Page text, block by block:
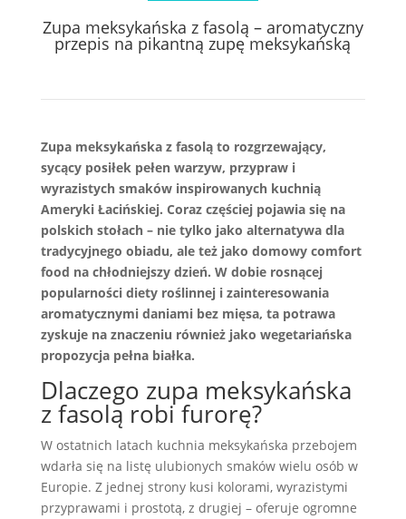
Zupa meksykańska z fasolą – aromatyczny
przepis na pikantną zupę meksykańską
Zupa meksykańska z fasolą to rozgrzewający,
sycący posiłek pełen warzyw, przypraw i
wyrazistych smaków inspirowanych kuchnią
Ameryki Łacińskiej. Coraz częściej pojawia się na
polskich stołach – nie tylko jako alternatywa dla
tradycyjnego obiadu, ale też jako domowy comfort
food na chłodniejszy dzień. W dobie rosnącej
popularności diety roślinnej i zainteresowania
aromatycznymi daniami bez mięsa, ta potrawa
zyskuje na znaczeniu również jako wegetariańska
propozycja pełna białka.
Dlaczego zupa meksykańska
z fasolą robi furorę?
W ostatnich latach kuchnia meksykańska przebojem
wdarła się na listę ulubionych smaków wielu osób w
Europie. Z jednej strony kusi kolorami, wyrazistymi
przyprawami i prostotą, z drugiej – oferuje ogromne